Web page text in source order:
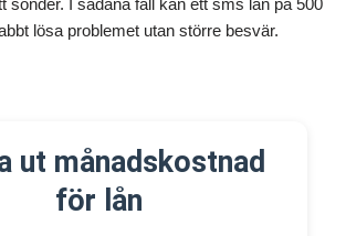
sönder. I sådana fall kan ett sms lån på 500
lösa problemet utan större besvär.
ut månadskostnad
för lån